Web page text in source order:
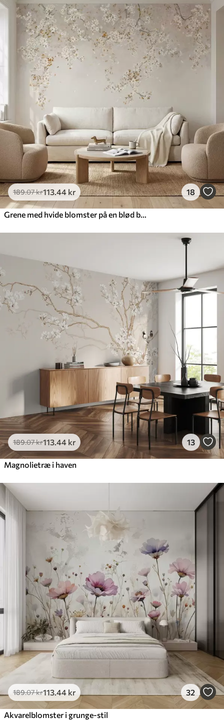
189.07kr113 .44 kr 18
189.07kr113 .44 kr 13
Magnolietræ i haven
189.07kr113 .44 kr 32
Akvarelblomster i grunge-stil